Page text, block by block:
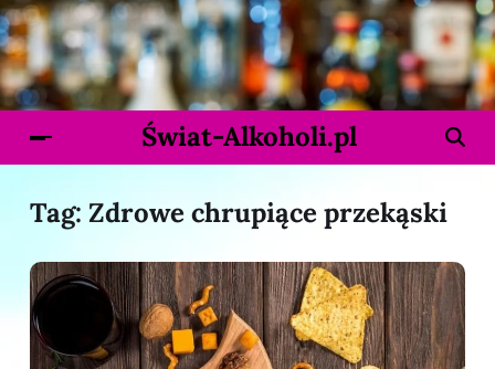
Świat-Alkoholi.pl
Tag: Zdrowe chrupiące przekąski